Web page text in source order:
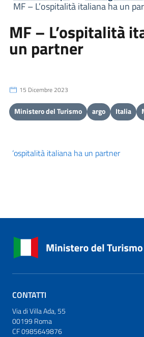
MF – L’ospitalità italiana ha un
MF – L’ospitalità
un partner
15 Dicembre 2023
Ministero del Turismo argo Italia
‘ospitalità italiana ha un partner
CONTATTI
Via di Villa Ada, 55
00199 Roma
CF 0985649876